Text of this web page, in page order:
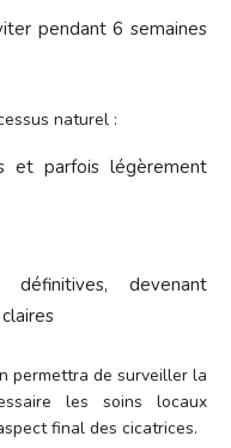
pendant 6 semaines
naturel :
et parfois légèrement
devenant
permettra de surveiller la
les soins locaux
final des cicatrices.